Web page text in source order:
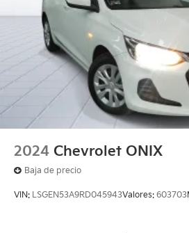
2024 Chevrolet ONIX
Baja de precio
VIN: LSGEN53A9RD045943Valores: 603703